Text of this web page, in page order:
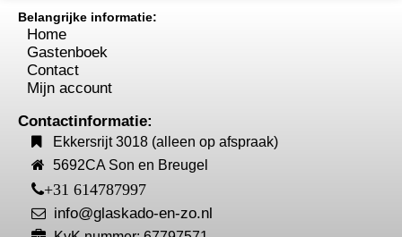
Belangrijke informatie:
Home
Gastenboek
Contact
Mijn account
Contactinformatie:
Ekkersrijt 3018 (alleen op afspraak)
5692CA Son en Breugel
+31 614787997
info@glaskado-en-zo.nl